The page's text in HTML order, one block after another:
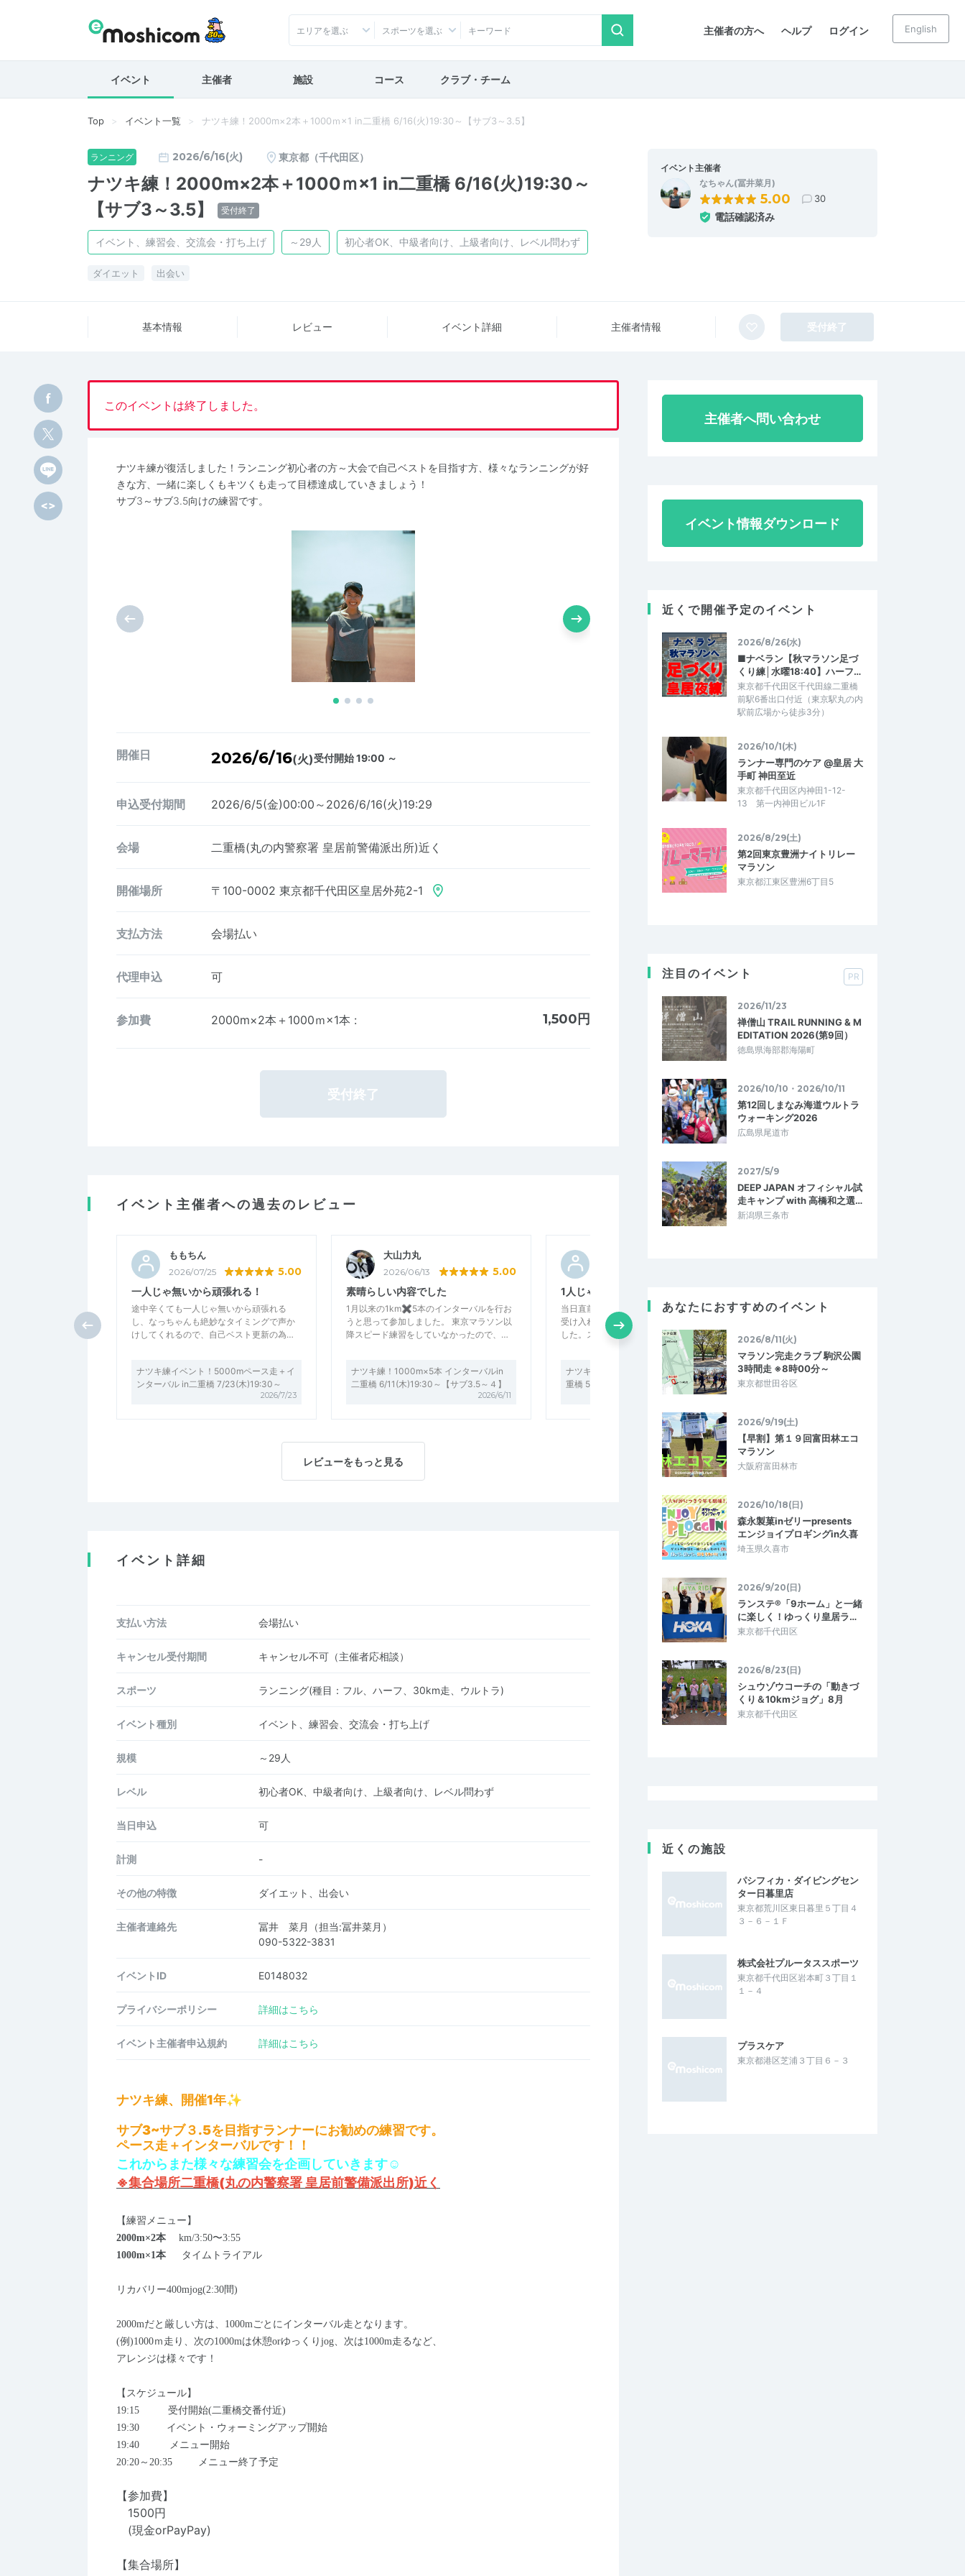
主催者の方へ ヘルプ ログイン
エリアを選ぶ スポーツを選ぶ English
イベント 主催者 施設 コース クラブ・チーム
Top イベント一覧 ナツキ練！2000m×2本＋1000ｍ×1 in二重橋 6/16(火)19:30～【サブ3～3.5】
ランニング 2026/6/16(火) 東京都（千代田区）
ナツキ練！2000m×2本＋1000ｍ×1 in二重橋 6/16(火)19:30～
【サブ3～3.5】
受付終了
イベント、練習会、交流会・打ち上げ ～29人 初心者OK、中級者向け、上級者向け、レベル問わず
ダイエット 出会い
イベント主催者
なちゃん(冨井菜月)
5.00 30
電話確認済み
基本情報 レビュー イベント詳細 主催者情報 受付終了
このイベントは終了しました。
ナツキ練が復活しました！ランニング初心者の方～大会で自己ベストを目指す方、様々なランニングが好
きな方、一緒に楽しくもキツくも走って目標達成していきましょう！
サブ3～サブ3.5向けの練習です。
開催日 2026/6/16(火)受付開始 19:00 ～
申込受付期間 2026/6/5(金)00:00～2026/6/16(火)19:29
会場 二重橋(丸の内警察署 皇居前警備派出所)近く
開催場所 〒100-0002 東京都千代田区皇居外苑2-1
支払方法 会場払い
代理申込 可
参加費 2000m×2本＋1000ｍ×1本 : 1,500円
受付終了
イベント主催者への過去のレビュー
ももちん
2026/07/25 5.00
一人じゃ無いから頑張れる！
途中辛くても一人じゃ無いから頑張れる
し、なっちゃんも絶妙なタイミングで声か
けしてくれるので、自己ベスト更新の為…
ナツキ練イベント！5000mペース走＋イ
ンターバル in二重橋 7/23(木)19:30～
2026/7/23
大山力丸
2026/06/13 5.00
素晴らしい内容でした
1月以来の1km✖️5本のインターバルを行お
うと思って参加しました。 東京マラソン以
降スピード練習をしていなかったので、…
ナツキ練！1000m×5本 インターバルin
二重橋 6/11(木)19:30～【サブ3.5～４】
2026/6/11
1人じゃ出来ない練習リードに感謝！
当日直前申し込みにも関わらず快く参加を
受け入れていただき引っ張っていただきま
した。スピードがなかなか苦手なんです…
ナツキ練！2000m×2本＋1000ｍ×1in二
重橋 5/28(木)19:30～【サブ3.5～４】
2026/5/28
サブ3.5向けの練習目的で参加しました。 実
が、きつかったですが、いい練習になり…
ナツキ練イベント！5000mペース走＋イ
ンターバル in二重橋 4/9(木)19:30～
レビューをもっと見る
イベント詳細
支払い方法 会場払い
キャンセル受付期間 キャンセル不可（主催者応相談）
スポーツ ランニング(種目：フル、ハーフ、30km走、ウルトラ)
イベント種別 イベント、練習会、交流会・打ち上げ
規模 ～29人
レベル 初心者OK、中級者向け、上級者向け、レベル問わず
当日申込 可
計測 -
その他の特徴 ダイエット、出会い
主催者連絡先
冨井 菜月（担当:冨井菜月）
090-5322-3831
イベントID E0148032
プライバシーポリシー 詳細はこちら
イベント主催者申込規約 詳細はこちら
ナツキ練、開催1年✨
サブ3~サブ３.5を目指すランナーにお勧めの練習です。
ペース走＋インターバルです ！！
これからまた様々な練習会を企画していきます☺︎
※集合場所二重橋(丸の内警察署 皇居前警備派出所)近く
【練習メニュー】
2000m×2本
km/3:50〜3:55
1000m×1本 タイムトライアル
リカバリー400mjog(2:30間)
2000mだと厳しい方は、1000mごとにインターバル走となります。
(例)1000ｍ走り、次の1000mは休憩orゆっくりjog、次は1000m走るなど、
アレンジは様々です！
【スケジュール】
19:15 受付開始(二重橋交番付近)
19:30 イベント・ ウォーミングアップ開始
19:40 メニュー開始
20:20 ～ 20:35 メニュー終了予定
【参加費】
1500円
(現金orPayPay)
【集合場所】
主催者へ問い合わせ
イベント情報ダウンロード
近くで開催予定のイベント
2026/8/26(水)
■ナベラン【秋マラソン足づ
くり練│水曜18:40】ハーフ…
東京都千代田区千代田線二重橋
前駅6番出口付近（東京駅丸の内
駅前広場から徒歩3分）
2026/10/1(木)
ランナー専門のケア @皇居 大
手町 神田至近
東京都千代田区内神田1-12-
13 第一内神田ビル1F
2026/8/29(土)
第2回東京豊洲ナイトリレー
マラソン
東京都江東区豊洲6丁目5
注目のイベント PR
2026/11/23
禅僧山 TRAIL RUNNING & M
EDITATION 2026(第9回）
徳島県海部郡海陽町
2026/10/10・2026/10/11
第12回しまなみ海道ウルトラ
ウォーキング2026
広島県尾道市
2027/5/9
DEEP JAPAN オフィシャル試
走キャンプ with 高橋和之選…
新潟県三条市
あなたにおすすめのイベント
2026/8/11(火)
マラソン完走クラブ 駒沢公園
3時間走 ※8時00分～
東京都世田谷区
2026/9/19(土)
【早割】第１９回富田林エコ
マラソン
大阪府富田林市
2026/10/18(日)
森永製菓inゼリーpresents
エンジョイプロギングin久喜
埼玉県久喜市
2026/9/20(日)
ランステ®「9ホーム」と一緒
に楽しく！ゆっくり皇居ラ…
東京都千代田区
2026/8/23(日)
シュウゾウコーチの「動きづ
くり＆10kmジョグ」8月
東京都千代田区
近くの施設
パシフィカ・ダイビングセン
ター日暮里店
東京都荒川区東日暮里５丁目４
３－６－１Ｆ
株式会社プルータススポーツ
東京都千代田区岩本町３丁目１
１－４
プラスケア
東京都港区芝浦３丁目６－３